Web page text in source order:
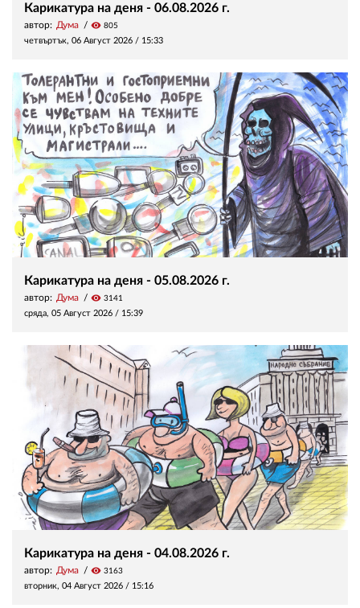
Карикатура на деня - 06.08.2026 г.
автор: Дума visibility 805
четвъртък, 06 Август 2026 / 15:33
Карикатура на деня - 05.08.2026 г.
автор: Дума visibility 3141
сряда, 05 Август 2026 / 15:39
Карикатура на деня - 04.08.2026 г.
автор: Дума visibility 3163
вторник, 04 Август 2026 / 15:16